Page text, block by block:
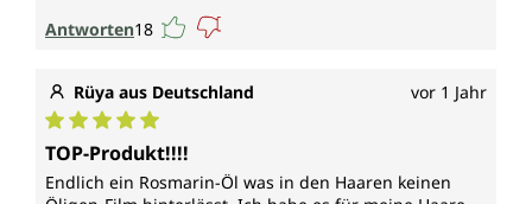
Antworten18
Rüya aus Deutschland vor 1 Jahr
Durchschnittliche Bewertung von 5 von 5 Sternen
TOP-Produkt!!!!
Endlich ein Rosmarin-Öl was in den Haaren keinen